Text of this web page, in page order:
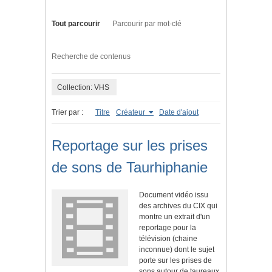
Tout parcourir Parcourir par mot-clé
Recherche de contenus
Collection: VHS
Trier par : Titre Créateur Date d'ajout
Reportage sur les prises
de sons de Taurhiphanie
Document vidéo issu
des archives du CIX qui
montre un extrait d'un
reportage pour la
télévision (chaine
inconnue) dont le sujet
porte sur les prises de